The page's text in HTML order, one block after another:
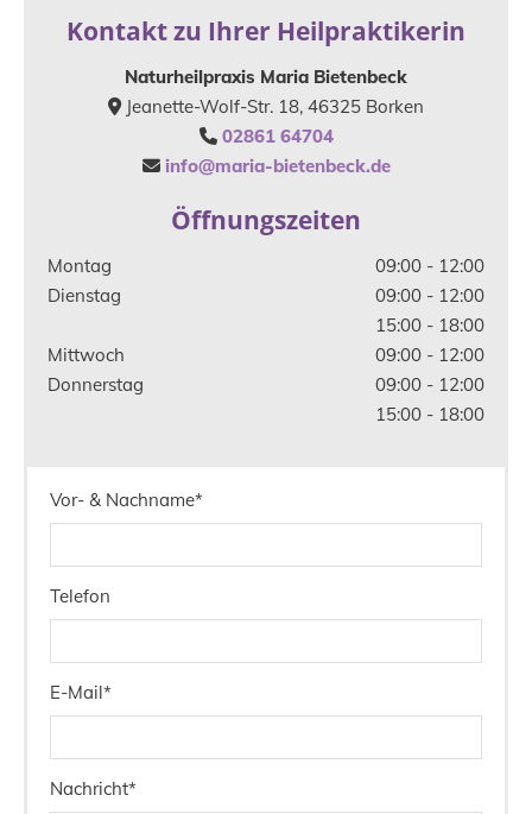
Kontakt zu Ihrer Heilpraktikerin
Naturheilpraxis Maria Bietenbeck
Jeanette-Wolf-Str. 18, 46325 Borken
 02861 64704
 info@maria-bietenbeck.de
Öffnungszeiten
Montag
09:00 - 12:00
Dienstag
09:00 - 12:00
15:00 - 18:00
Mittwoch
09:00 - 12:00
Donnerstag
09:00 - 12:00
15:00 - 18:00
Vor- & Nachname*
Telefon
E-Mail*
Nachricht*